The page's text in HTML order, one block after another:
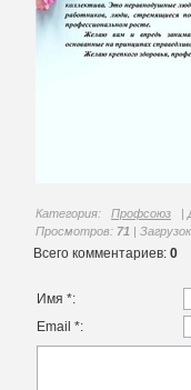
Категория: Профсоюз |
Просмотров: 71 | Загрузок
Всего комментариев: 0
Имя *:
Email *: